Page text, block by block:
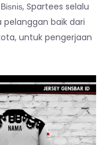
, Spartees selalu
baik dari
untuk pengerjaan